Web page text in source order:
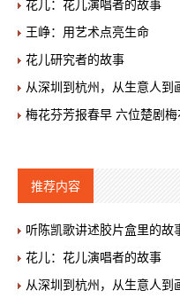
花儿：花儿演唱者的故事
王峥：用艺术点亮生命
花儿研究者的故事
从深圳到杭州，从生意人到
梅花芬芳报春早 六位楚剧
推荐内容
听陈凯歌讲述胶片盒里的故
花儿：花儿演唱者的故事
从深圳到杭州，从生意人到